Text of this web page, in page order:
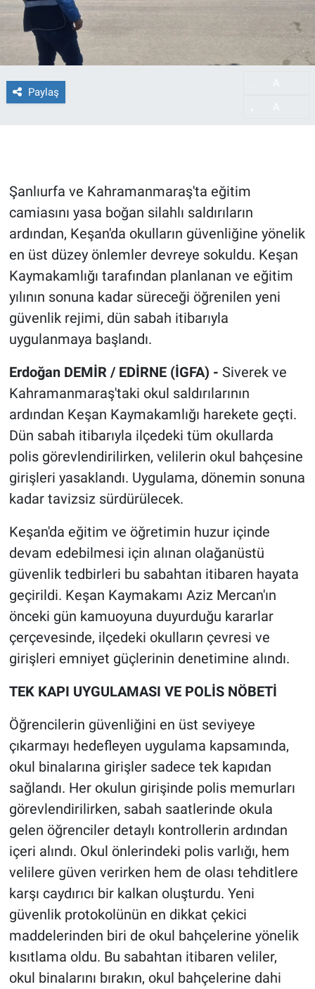
Paylaş
Şanlıurfa ve Kahramanmaraş'ta eğitim
camiasını yasa boğan silahlı saldırıların
ardından, Keşan'da okulların güvenliğine yönelik
en üst düzey önlemler devreye sokuldu. Keşan
Kaymakamlığı tarafından planlanan ve eğitim
yılının sonuna kadar süreceği öğrenilen yeni
güvenlik rejimi, dün sabah itibarıyla
uygulanmaya başlandı.
Erdoğan DEMİR / EDİRNE (İGFA) - Siverek ve
Kahramanmaraş'taki okul saldırılarının
ardından Keşan Kaymakamlığı harekete geçti.
Dün sabah itibarıyla ilçedeki tüm okullarda
polis görevlendirilirken, velilerin okul bahçesine
girişleri yasaklandı. Uygulama, dönemin sonuna
kadar tavizsiz sürdürülecek.
Keşan'da eğitim ve öğretimin huzur içinde
devam edebilmesi için alınan olağanüstü
güvenlik tedbirleri bu sabahtan itibaren hayata
geçirildi. Keşan Kaymakamı Aziz Mercan'ın
önceki gün kamuoyuna duyurduğu kararlar
çerçevesinde, ilçedeki okulların çevresi ve
girişleri emniyet güçlerinin denetimine alındı.
TEK KAPI UYGULAMASI VE POLİS NÖBETİ
Öğrencilerin güvenliğini en üst seviyeye
çıkarmayı hedefleyen uygulama kapsamında,
okul binalarına girişler sadece tek kapıdan
sağlandı. Her okulun girişinde polis memurları
görevlendirilirken, sabah saatlerinde okula
gelen öğrenciler detaylı kontrollerin ardından
içeri alındı. Okul önlerindeki polis varlığı, hem
velilere güven verirken hem de olası tehditlere
karşı caydırıcı bir kalkan oluşturdu. Yeni
güvenlik protokolünün en dikkat çekici
maddelerinden biri de okul bahçelerine yönelik
kısıtlama oldu. Bu sabahtan itibaren veliler,
okul binalarını bırakın, okul bahçelerine dahi